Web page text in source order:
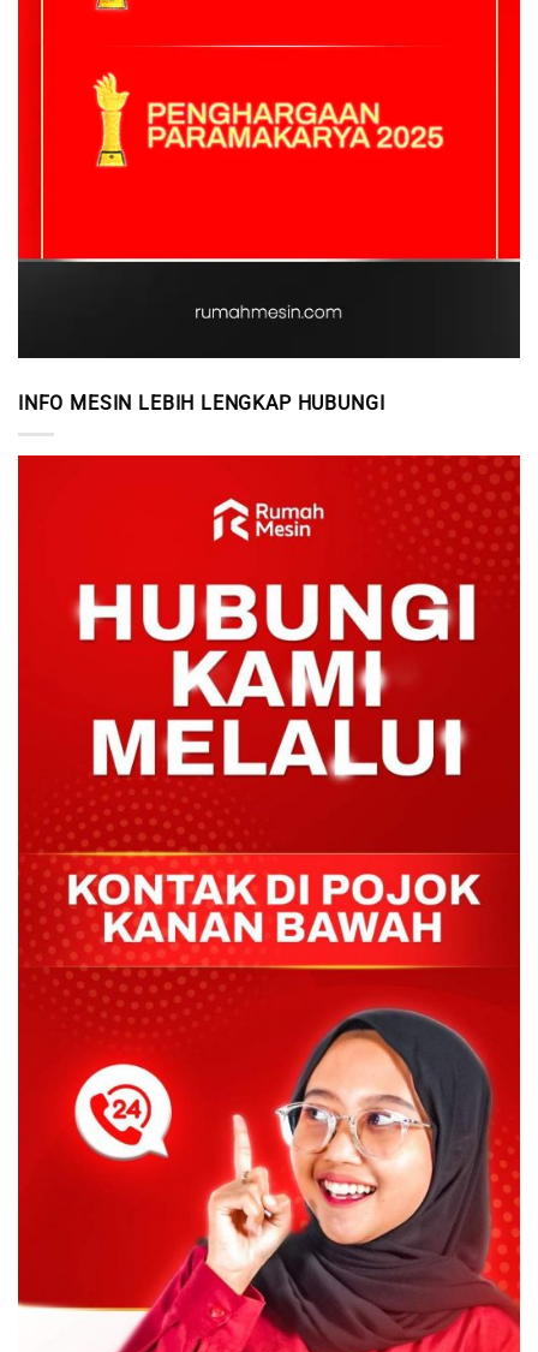
INFO MESIN LEBIH LENGKAP HUBUNGI